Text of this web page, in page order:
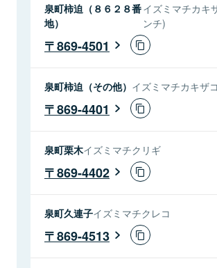
泉町柿迫（８６２８番
地）
イズミマチカキ
ンチ)
869-4501
泉町柿迫（その他） イズミマチカキザ
869-4401
泉町栗木イズミマチクリギ
869-4402
泉町久連子イズミマチクレコ
869-4513